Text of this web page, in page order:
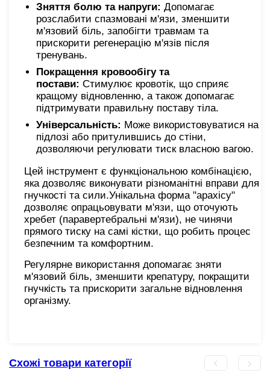
Зняття болю та напруги: Допомагає
розслабити спазмовані м'язи, зменшити
м'язовий біль, запобігти травмам та
прискорити регенерацію м'язів після
тренувань.
Покращення кровообігу та
постави: Стимулює кровотік, що сприяє
кращому відновленню, а також допомагає
підтримувати правильну поставу тіла.
Універсальність: Може використовуватися на
підлозі або притулившись до стіни,
дозволяючи регулювати тиск власною вагою.
Цей інструмент є функціональною комбінацією,
яка дозволяє виконувати різноманітні вправи для
гнучкості та сили.Унікальна форма "арахісу"
дозволяє опрацьовувати м'язи, що оточують
хребет (паравертебральні м'язи), не чинячи
прямого тиску на самі кістки, що робить процес
безпечним та комфортним.
Регулярне використання допомагає зняти
м'язовий біль, зменшити крепатуру, покращити
гнучкість та прискорити загальне відновлення
організму.
Схожі товари категорії